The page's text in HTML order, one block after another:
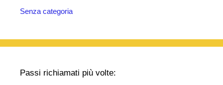
Senza categoria
Passi richiamati più volte: